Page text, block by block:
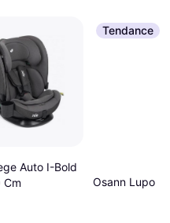
Auto I-Bold
Cm
Tendance
Osann Lupo